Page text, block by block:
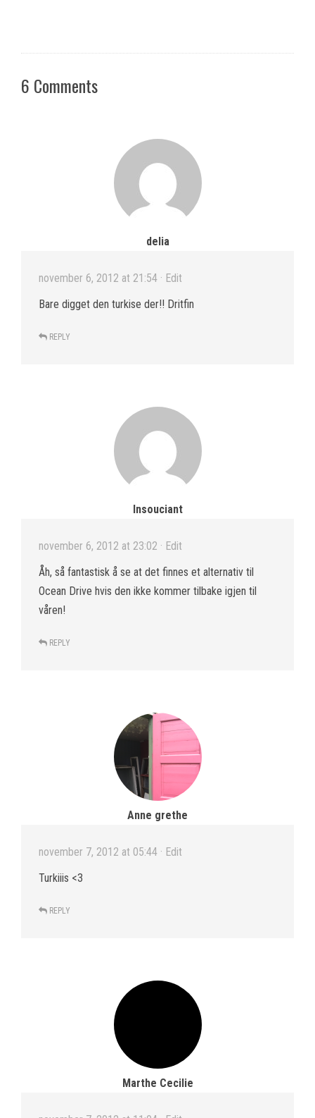
6 Comments
delia
november 6, 2012 at 21:54 · Edit
Bare digget den turkise der!! Dritfin
REPLY
Insouciant
november 6, 2012 at 23:02 · Edit
Åh, så fantastisk å se at det finnes et alternativ til
Ocean Drive hvis den ikke kommer tilbake igjen til
våren!
REPLY
Anne grethe
november 7, 2012 at 05:44 · Edit
Turkiiis <3
REPLY
Marthe Cecilie